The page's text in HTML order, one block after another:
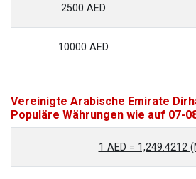
2500 AED
10000 AED
Vereinigte Arabische Emirate
Populäre Währungen wie auf 07-
1 AED = 1,249.4212